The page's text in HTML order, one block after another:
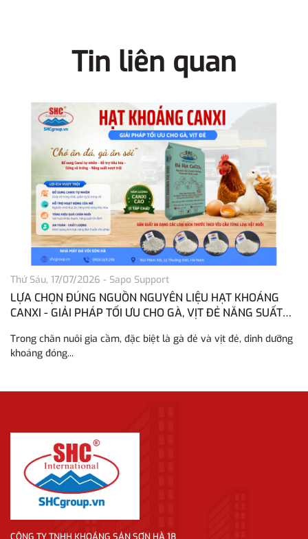
Tin liên quan
Thứ Sáu, 17/07/2026 - Sapo Support
LỰA CHỌN ĐÚNG NGUỒN NGUYÊN LIỆU HẠT KHOÁNG
CANXI - GIẢI PHÁP TỐI ƯU CHO GÀ, VỊT ĐẺ NĂNG SUẤT
Trong chăn nuôi gia cầm, đặc biệt là gà đẻ và vịt đẻ, dinh dưỡng
khoáng đóng...